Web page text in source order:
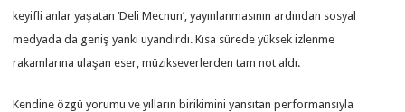
keyifli anlar yaşatan ‘Deli Mecnun’, yayınlanmasının ardından sosyal
medyada da geniş yankı uyandırdı. Kısa sürede yüksek izlenme
rakamlarına ulaşan eser, müzikseverlerden tam not aldı.
Kendine özgü yorumu ve yılların birikimini yansıtan performansıyla